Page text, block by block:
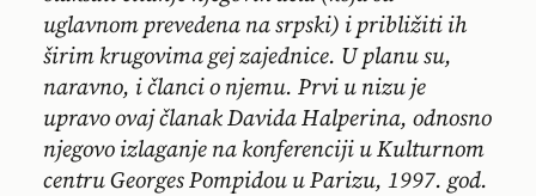
uglavnom prevedena na srpski) i približiti ih
širim krugovima gej zajednice. U planu su,
naravno, i članci o njemu. Prvi u nizu je
upravo ovaj članak Davida Halperina, odnosno
njegovo izlaganje na konferenciji u Kulturnom
centru Georges Pompidou u Parizu, 1997. god.